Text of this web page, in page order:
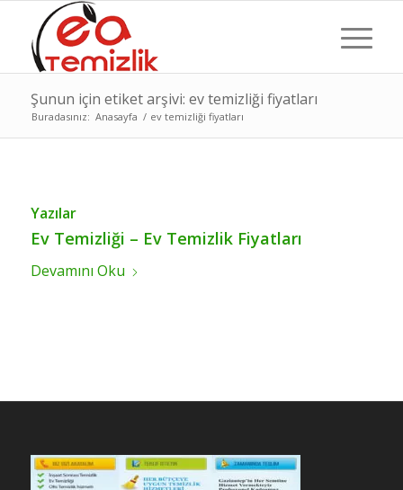
Şunun için etiket arşivi: ev temizliği fiyatları
Buradasınız: Anasayfa / ev temizliği fiyatları
Yazılar
Ev Temizliği – Ev Temizlik Fiyatları
Devamını Oku